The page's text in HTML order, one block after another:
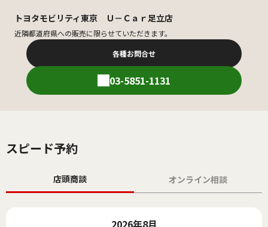
トヨタモビリティ東京 Ｕ－Ｃａｒ足立店
近隣都道府県への販売に限らせていただきます。
各種お問合せ
03-5851-1131
スピード予約
店頭商談 オンライン相談
2026年8月